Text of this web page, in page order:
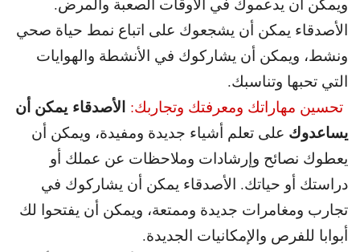
الأصدقاء يمكن أن يشجعوك على اتباع نمط حياة صحي
ونشط، ويمكن أن يشاركوك في الأنشطة والهوايات
التي تحبها وتناسبك.
تحسين مهاراتك ومعرفتك وتجاربك: الأصدقاء يمكن أن
يساعدوك على تعلم أشياء جديدة ومفيدة، ويمكن أن
يعطوك نصائح وإرشادات وملاحظات عن عملك أو
دراستك أو حياتك. الأصدقاء يمكن أن يشاركوك في
تجارب ومغامرات جديدة وممتعة، ويمكن أن يفتحوا لك
أبوابا للفرص والإمكانيات الجديدة.